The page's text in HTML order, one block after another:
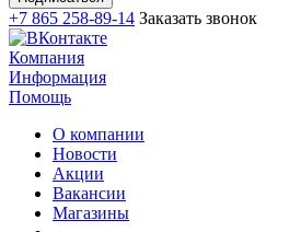
+7 865 258-89-14 Заказать звонок
Компания
Информация
Помощь
О компании
Новости
Акции
Вакансии
Магазины